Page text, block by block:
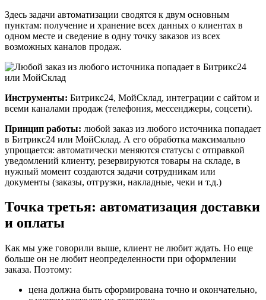
Здесь задачи автоматизации сводятся к двум основным
пунктам: получение и хранение всех данных о клиентах в
одном месте и сведение в одну точку заказов из всех
возможных каналов продаж.
Инструменты: Битрикс24, МойСклад, интеграции с сайтом и
всеми каналами продаж (телефония, мессенджеры, соцсети).
Принцип работы: любой заказ из любого источника попадает
в Битрикс24 или МойСклад. А его обработка максимально
упрощается: автоматически меняются статусы с отправкой
уведомлений клиенту, резервируются товары на складе, в
нужный момент создаются задачи сотрудникам или
документы (заказы, отгрузки, накладные, чеки и т.д.)
Точка третья: автоматизация доставки
и оплаты
Как мы уже говорили выше, клиент не любит ждать. Но еще
больше он не любит неопределенности при оформлении
заказа. Поэтому:
цена должна быть сформирована точно и окончательно,